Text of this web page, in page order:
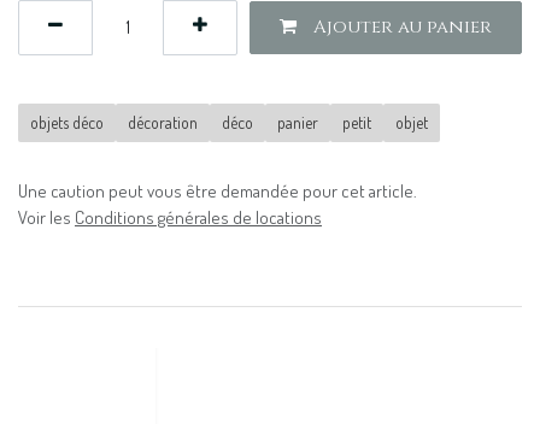
Ajouter au panier
objets déco décoration déco panier petit objet
Une caution peut vous être demandée pour cet article.
Voir les Conditions générales de locations